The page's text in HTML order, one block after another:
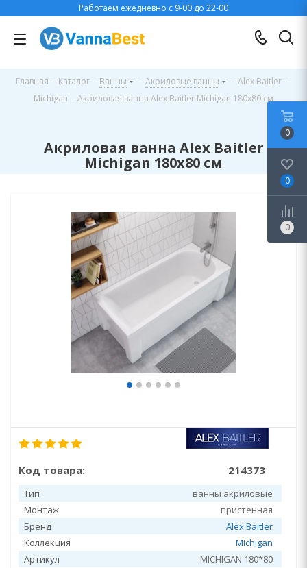
Работаем ежедневно с 9-00 до 22-00
Главная - Каталог - Ванны - Акриловые ванны - Alex Baitler -
Michigan - Акриловая ванна Alex Baitler Michigan 180x80 см
Акриловая ванна Alex Baitler
Michigan 180x80 см
Код товара: 214373
Тип
ванны акриловые
Монтаж
пристенная
Бренд
Alex Baitler
Коллекция
Michigan
Артикул
MICHIGAN 180*80
0
0
0